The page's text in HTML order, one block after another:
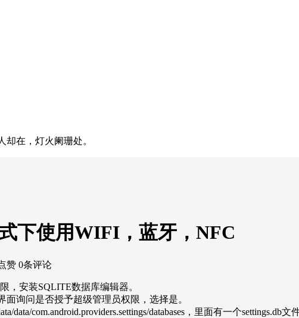
在，灯火阑珊处。
下使用WIFI，蓝牙，NFC
赞 0条评论
，安装SQLITE数据库编辑器。
面询问是否授予超级管理员权限，选择是。
data/com.android.providers.settings/databases，里面有一个settings.db文件